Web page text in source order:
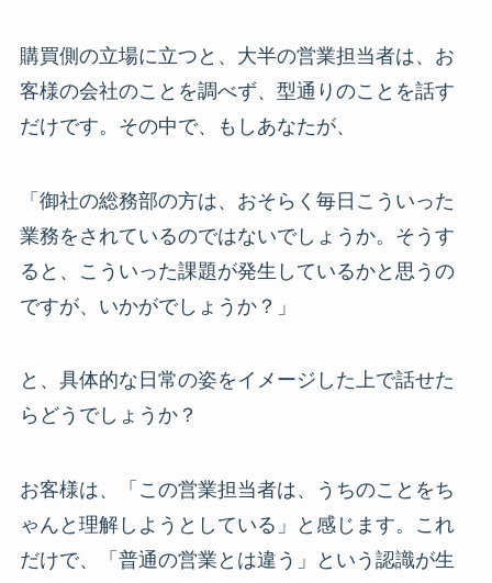
購買側の立場に立つと、大半の営業担当者は、お
客様の会社のことを調べず、型通りのことを話す
だけです。その中で、もしあなたが、
「御社の総務部の方は、おそらく毎日こういった
業務をされているのではないでしょうか。そうす
ると、こういった課題が発生しているかと思うの
ですが、いかがでしょうか？」
と、具体的な日常の姿をイメージした上で話せた
らどうでしょうか？
お客様は、「この営業担当者は、うちのことをち
ゃんと理解しようとしている」と感じます。これ
だけで、「普通の営業とは違う」という認識が生